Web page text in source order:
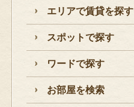
エリアで賃貸を探す
スポットで探す
ワードで探す
お部屋を検索